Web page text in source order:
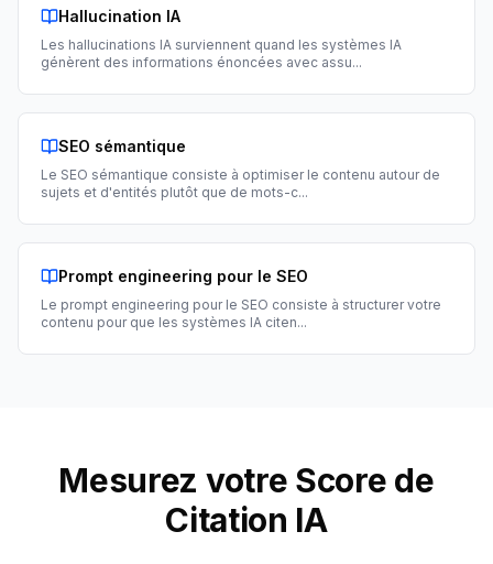
Hallucination IA
Les hallucinations IA surviennent quand les systèmes IA
génèrent des informations énoncées avec assu...
SEO sémantique
Le SEO sémantique consiste à optimiser le contenu autour de
sujets et d'entités plutôt que de mots-c...
Prompt engineering pour le SEO
Le prompt engineering pour le SEO consiste à structurer votre
contenu pour que les systèmes IA citen...
Mesurez votre Score de
Citation IA